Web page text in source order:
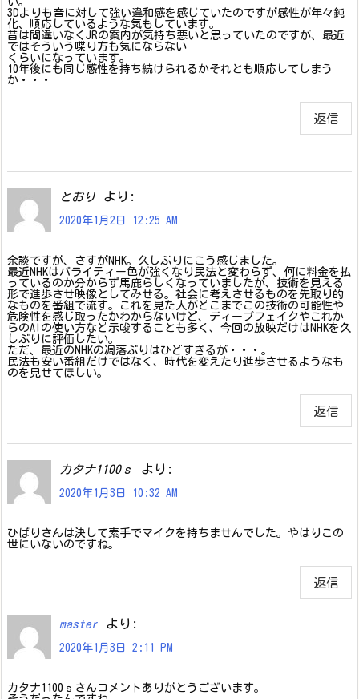
3Dよりも音に対して強い違和感を感じていたのですが感性が年々鈍
化、順応しているような気もしています。
昔は間違いなくJRの案内が気持ち悪いと思っていたのですが、最近
ではそういう喋り方も気にならない
くらいになっています。
10年後にも同じ感性を持ち続けられるかそれとも順応してしまう
か・・・
返信
とおり より:
2020年1月2日 12:25 AM
余談ですが、さすがNHK。久しぶりにこう感じました。
最近NHKはバライティー色が強くなり民法と変わらず、何に料金を払
っているのか分からず馬鹿らしくなっていましたが、技術を見える
形で進歩させ映像としてみせる。社会に考えさせるものを先取り的
なものを番組で流す。これを見た人がどこまでこの技術の可能性や
危険性を感じ取ったかわからないけど、ディープフェイクやこれか
らのAIの使い方など示唆することも多く、今回の放映だけはNHKを久
しぶりに評価したい。
ただ、最近のNHKの凋落ぶりはひどすぎるが・・・。
民法も安い番組だけではなく、時代を変えたり進歩させるようなも
のを見せてほしい。
返信
カタナ1100ｓ より:
2020年1月3日 10:32 AM
ひばりさんは決して素手でマイクを持ちませんでした。やはりこの
世にいないのですね。
返信
master より:
2020年1月3日 2:11 PM
カタナ1100ｓさんコメントありがとうございます。